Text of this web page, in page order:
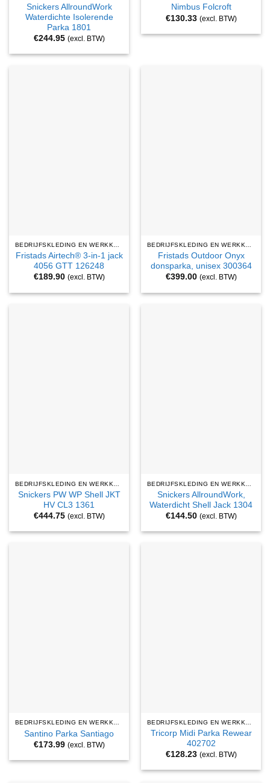
Snickers AllroundWork
Waterdichte Isolerende
Parka 1801
€244.95 (excl. BTW)
Nimbus Folcroft
€130.33 (excl. BTW)
BEDRIJFSKLEDING EN WERKKLEDING
Fristads Airtech® 3-in-1 jack
4056 GTT 126248
€189.90 (excl. BTW)
BEDRIJFSKLEDING EN WERKKLEDING
Fristads Outdoor Onyx
donsparka, unisex 300364
€399.00 (excl. BTW)
Snickers PW WP Shell JKT
HV CL3 1361
€444.75 (excl. BTW)
Snickers AllroundWork,
Waterdicht Shell Jack 1304
€144.50 (excl. BTW)
Santino Parka Santiago
€173.99 (excl. BTW)
Tricorp Midi Parka Rewear
402702
€128.23 (excl. BTW)